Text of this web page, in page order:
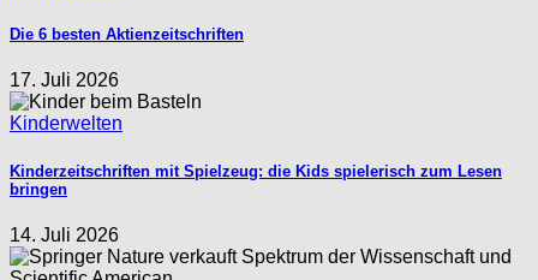
Die 6 besten Aktienzeitschriften
17. Juli 2026
Kinderwelten
Kinderzeitschriften mit Spielzeug: die Kids spielerisch zum Lesen
bringen
14. Juli 2026